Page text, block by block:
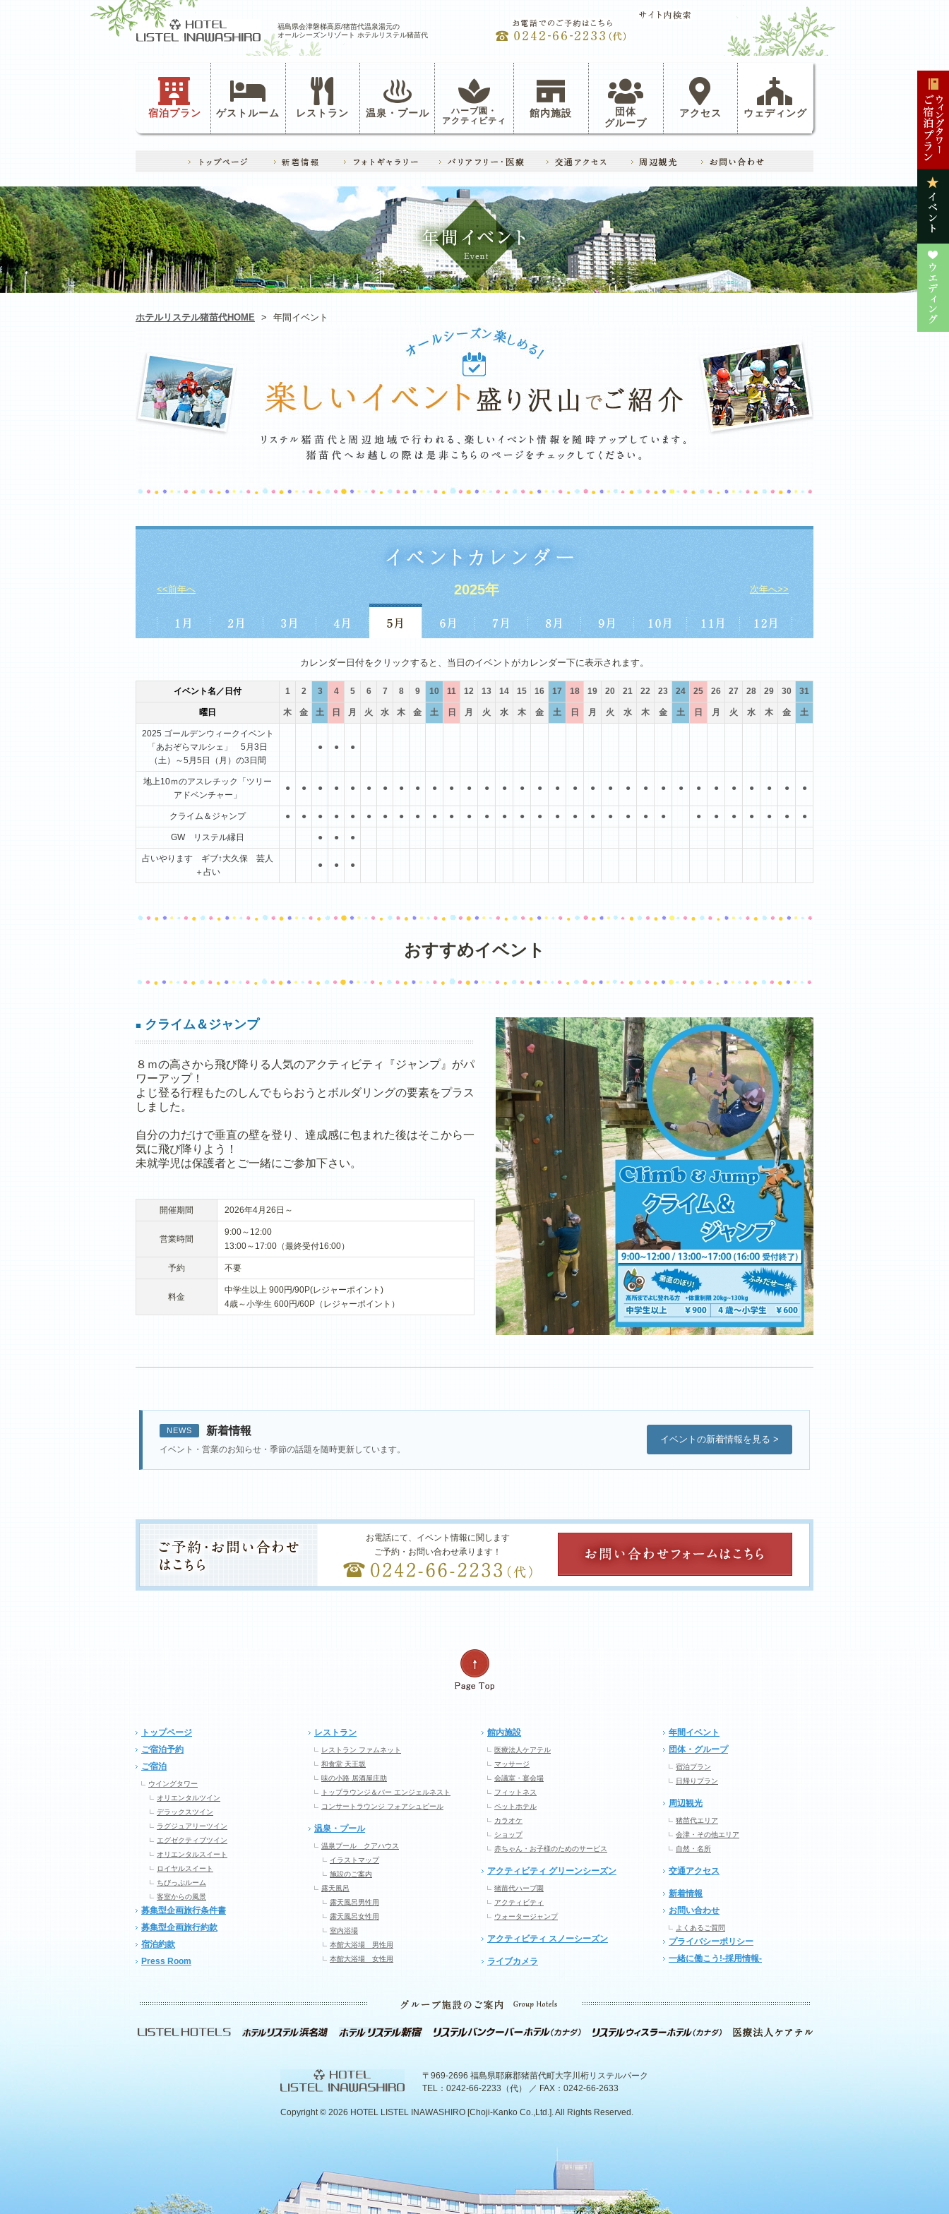
福島県会津磐梯高原/猪苗代温泉湯元の
オールシーズンリゾート ホテルリステル猪苗代
宿泊プラン ゲストルーム レストラン 温泉・プール ハーブ園・
アクティビティ
館内施設
団体
グループ
アクセス ウェディング
ホテルリステル猪苗代HOME > 年間イベント
<<前年へ 2025年 次年へ>>
カレンダー日付をクリックすると、当日のイベントがカレンダー下に表示されます。
イベント名／日付 1 2 3 4 5 6 7 8 9 10 11 12 13 14 15 16 17 18 19 20 21 22 23 24 25 26 27 28 29 30 31
曜日 木 金 土 日 月 火 水 木 金 土 日 月 火 水 木 金 土 日 月 火 水 木 金 土 日 月 火 水 木 金 土
2025 ゴールデンウィークイベント
「あおぞらマルシェ」 5月3日
（土）～5月5日（月）の3日間
● ● ●
地上10ｍのアスレチック「ツリー
アドベンチャー」
● ● ● ● ● ● ● ● ● ● ● ● ● ● ● ● ● ● ● ● ● ● ● ● ● ● ● ● ● ● ●
クライム＆ジャンプ ● ● ● ● ● ● ● ● ● ● ● ● ● ● ● ● ● ● ● ● ● ● ● ● ● ● ● ● ● ●
GW リステル縁日 ● ● ●
占いやります ギブ↑大久保 芸人
＋占い
● ● ●
おすすめイベント
■ クライム＆ジャンプ
８ｍの高さから飛び降りる人気のアクティビティ『ジャンプ』がパ
ワーアップ！
よじ登る行程もたのしんでもらおうとボルダリングの要素をプラス
しました。
自分の力だけで垂直の壁を登り、達成感に包まれた後はそこから一
気に飛び降りよう！
未就学児は保護者とご一緒にご参加下さい。
開催期間 2026年4月26日～
営業時間
9:00～12:00
13:00～17:00（最終受付16:00）
予約 不要
料金
中学生以上 900円/90P(レジャーポイント)
4歳～小学生 600円/60P（レジャーポイント）
NEWS 新着情報
イベント・営業のお知らせ・季節の話題を随時更新しています。
イベントの新着情報を見る >
お電話にて、イベント情報に関します
ご予約・お問い合わせ承ります！
トップページ
ご宿泊予約
ご宿泊
ウイングタワー
オリエンタルツイン
デラックスツイン
ラグジュアリーツイン
エグゼクティブツイン
オリエンタルスイート
ロイヤルスイート
ちびっぷルーム
客室からの風景
募集型企画旅行条件書
募集型企画旅行約款
宿泊約款
Press Room
レストラン
レストラン ファムネット
和食堂 天王坂
味の小路 居酒屋庄助
トップラウンジ＆バー エンジェルネスト
コンサートラウンジ フォアシュピール
温泉・プール
温泉プール クアハウス
イラストマップ
施設のご案内
露天風呂
露天風呂男性用
露天風呂女性用
室内浴場
本館大浴場 男性用
本館大浴場 女性用
館内施設
医療法人ケアテル
マッサージ
会議室・宴会場
フィットネス
ペットホテル
カラオケ
ショップ
赤ちゃん・お子様のためのサービス
アクティビティ グリーンシーズン
猪苗代ハーブ園
アクティビティ
ウォータージャンプ
アクティビティ スノーシーズン
ライブカメラ
年間イベント
団体・グループ
宿泊プラン
日帰りプラン
周辺観光
猪苗代エリア
会津・その他エリア
自然・名所
交通アクセス
新着情報
お問い合わせ
よくあるご質問
プライバシーポリシー
一緒に働こう!-採用情報-
〒969-2696 福島県耶麻郡猪苗代町大字川桁リステルパーク
TEL：0242-66-2233（代） ／ FAX：0242-66-2633
Copyright © 2026 HOTEL LISTEL INAWASHIRO [Choji-Kanko Co.,Ltd.]. All Rights Reserved.